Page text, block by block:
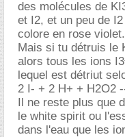
des molécules de
et I2, et un peu de
colore en rose violet.
Mais si tu détruis le
alors tous les ions
lequel est détriut
2 I- + 2 H+ + H2O2
Il ne reste plus que
le white spirit ou
dans l'eau que les